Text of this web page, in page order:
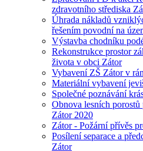
zdravotního střediska
Úhrada nákladů
řešením povodní na
Výstavba chodníku
Rekonstrukce prostor
života v obci Zátor
Vybavení ZŠ Zátor v
Materiální vybavení
Společné poznávání
Obnova lesních
Zátor 2020
Zátor - Požární přívěs
Posílení separace a
Zátor